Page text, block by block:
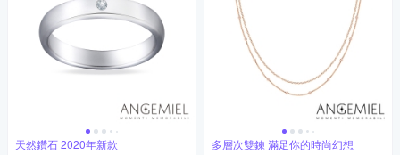
天然鑽石 2020年新款 多層次雙鍊 滿足你的時尚幻想